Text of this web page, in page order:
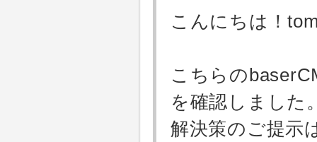
こんにちは！
こちらの
を確認しました
解決策のご提示